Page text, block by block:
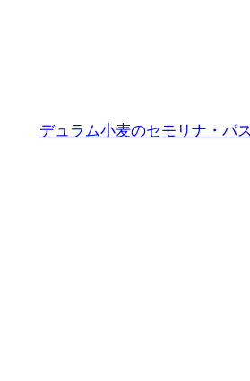
デュラム小麦のセモリナ・パ